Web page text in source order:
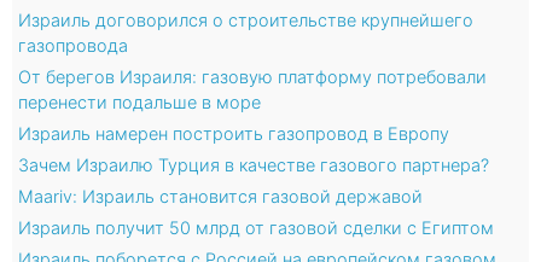
Израиль договорился о строительстве крупнейшего
газопровода
От берегов Израиля: газовую платформу потребовали
перенести подальше в море
Израиль намерен построить газопровод в Европу
Зачем Израилю Турция в качестве газового партнера?
Maariv: Израиль становится газовой державой
Израиль получит 50 млрд от газовой сделки с Египтом